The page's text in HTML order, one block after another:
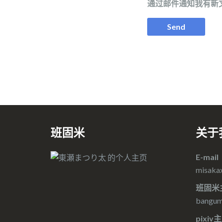
通过邮件通知我有新
班固米 关于
E-mail
班固米
pixiv